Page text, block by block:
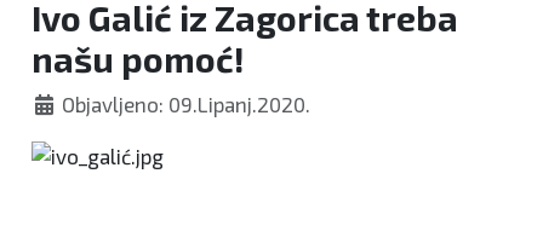
Ivo Galić iz Zagorica treba
našu pomoć!
Objavljeno: 09.Lipanj.2020.